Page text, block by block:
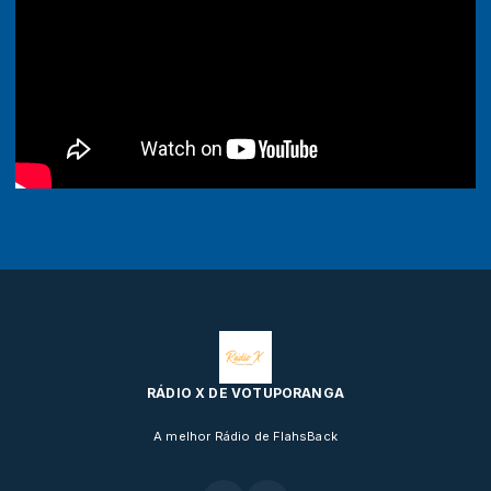
RÁDIO X DE VOTUPORANGA
A melhor Rádio de FlahsBack